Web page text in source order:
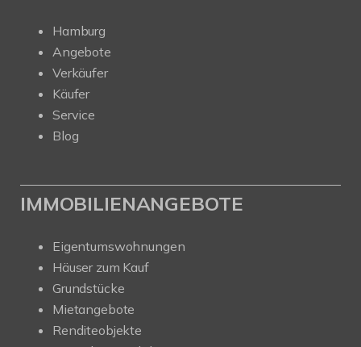
Hamburg
Angebote
Verkäufer
Käufer
Service
Blog
IMMOBILIENANGEBOTE
Eigentumswohnungen
Häuser zum Kauf
Grundstücke
Mietangebote
Renditeobjekte